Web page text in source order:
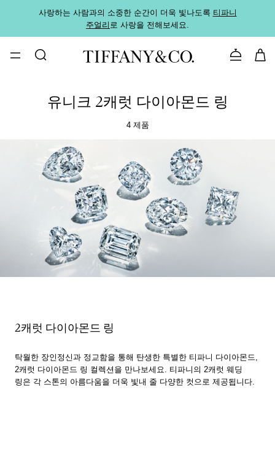
사랑하는 사람과의 소중한 순간이 더욱 빛나도록 티파니
주얼리로 사랑을 전해보세요.
문의하기
유니크 2캐럿 다이아몬드 링
4 제품
2캐럿 다이아몬드 링
탁월한 장인정신과 정교함을 통해 탄생한 특별한 티파니 다이아몬드,
2캐럿 다이아몬드 링 컬렉션을 만나보세요. 티파니의 2캐럿 웨딩
링은 각 스톤의 아름다움을 더욱 빛내 줄 다양한 컷으로 제공됩니다.